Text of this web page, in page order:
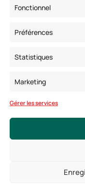
Fonctionnel
Préférences
Statistiques
Marketing
Gérer les services
Politique de